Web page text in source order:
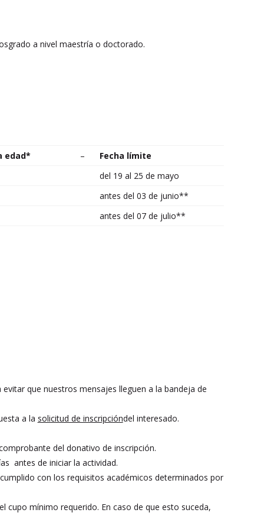
a nivel maestría o doctorado.
edad* –
Fecha límite
del 19 al 25 de mayo
antes del 03 de junio**
antes del 07 de julio**
que nuestros mensajes lleguen a la bandeja de
a la solicitud de inscripcióndel interesado.
del donativo de inscripción.
antes de iniciar la actividad.
con los requisitos académicos determinados por
cupo mínimo requerido. En caso de que esto suceda,